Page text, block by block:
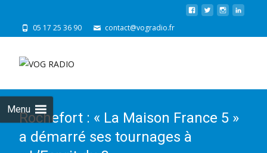
05 17 25 36 90 contact@vogradio.fr
Menu
Rochefort : « La Maison France 5 »
a démarré ses tournages à